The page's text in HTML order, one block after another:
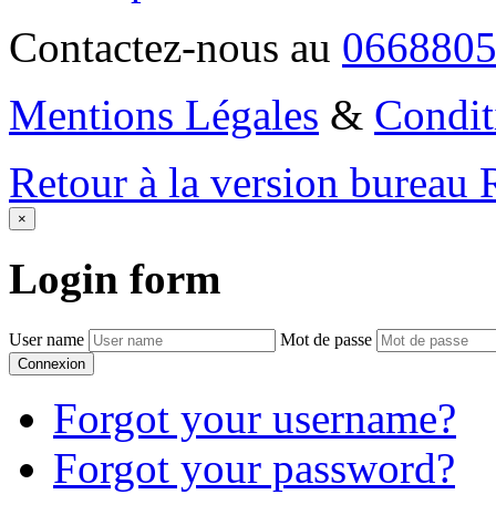
Contactez-nous au
Mentions Légales &
Retour à la version bureau
×
Login form
User name Mot de passe
Connexion
Forgot your username?
Forgot your password?